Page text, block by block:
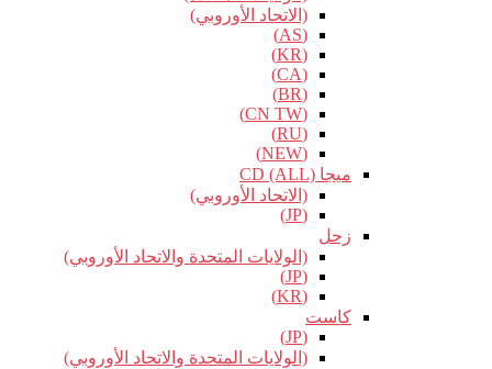
(الاتحاد الأوروبي)
(AS)
(KR)
(CA)
(BR)
(CN TW)
(RU)
(NEW)
ميجا CD (ALL)
(الاتحاد الأوروبي)
(JP)
زحل
(الولايات المتحدة والاتحاد الأوروبي)
(JP)
(KR)
كاست
(JP)
(الولايات المتحدة والاتحاد الأوروبي)